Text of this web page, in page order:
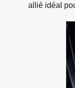
allié idéal